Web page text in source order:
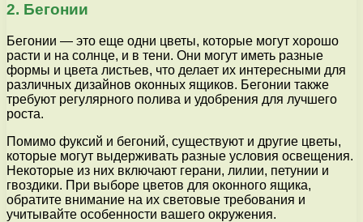
2. Бегонии
Бегонии — это еще одни цветы, которые могут хорошо
расти и на солнце, и в тени. Они могут иметь разные
формы и цвета листьев, что делает их интересными для
различных дизайнов оконных ящиков. Бегонии также
требуют регулярного полива и удобрения для лучшего
роста.
Помимо фуксий и бегоний, существуют и другие цветы,
которые могут выдерживать разные условия освещения.
Некоторые из них включают герани, лилии, петунии и
гвоздики. При выборе цветов для оконного ящика,
обратите внимание на их световые требования и
учитывайте особенности вашего окружения.